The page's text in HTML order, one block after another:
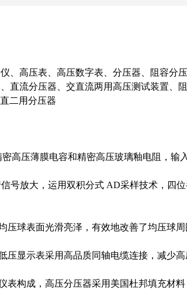
、高压表、高压数字表、分压器、阻容分
直流分压器、交直流两用高压测试装置、
二用分压器
密高压薄膜电容和精密高压玻璃釉电阻，输
号放大，运用双积分式 AD采样技术，四
压球表面光滑亮泽，有效地改善了均压球
显示表采用高品质同轴电缆连接，减少
表构成，高压分压器采用美国杜邦填充材